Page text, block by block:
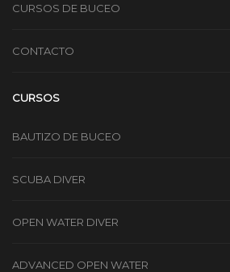
CURSOS DE BUCEO
CONTACTO
CURSOS
BAUTIZO DE BUCEO
SCUBA DIVER
OPEN WATER DIVER
ADVANCED OPEN WATER